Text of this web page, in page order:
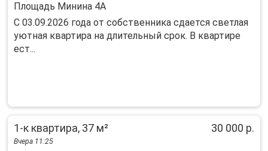
Площадь Минина 4А
C 03.09.2026 года от собственника сдается светлая
уютная квартира на длительный срок. В квартире
ест...
1-к квартира, 37 м² 30 000 р.
Вчера 11:25